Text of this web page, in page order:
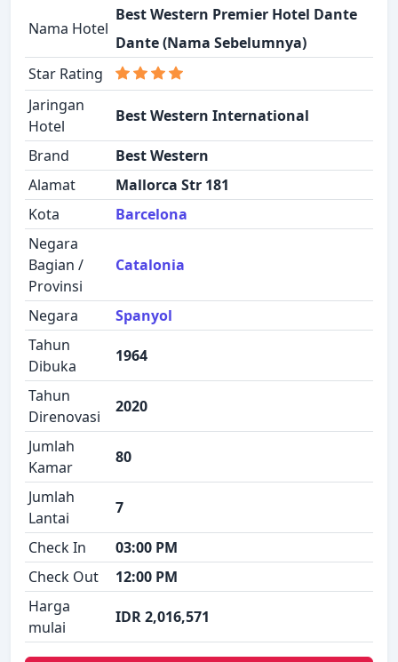
Nama Hotel
Best Western Premier Hotel Dante
Dante (Nama Sebelumnya)
Star Rating
Jaringan
Hotel
Best Western International
Brand
Best Western
Alamat
Mallorca Str 181
Kota
Barcelona
Negara
Bagian /
Provinsi
Catalonia
Negara
Spanyol
Tahun
Dibuka
1964
Tahun
Direnovasi
2020
Jumlah
Kamar
80
Jumlah
Lantai
7
Check In
03:00 PM
Check Out
12:00 PM
Harga
mulai
IDR 2,016,571